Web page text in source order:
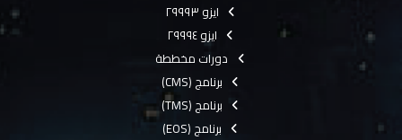
ايزو ٢٩٩٩٣
ايزو ٢٩٩٩٤
دورات مخططة
برنامج (CMS)
برنامج (TMS)
برنامج (EOS)